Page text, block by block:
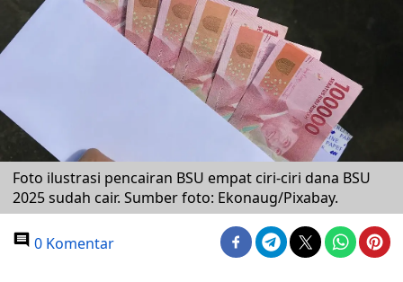
Foto ilustrasi pencairan BSU empat ciri-ciri dana BSU
2025 sudah cair. Sumber foto: Ekonaug/Pixabay.
0 Komentar